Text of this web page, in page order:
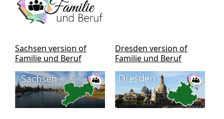
Sachsen version of
Familie und Beruf
Dresden version of
Familie und Beruf